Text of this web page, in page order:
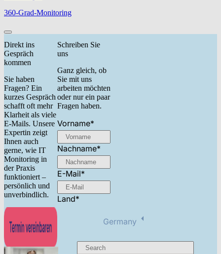
360-Grad-Monitoring
Direkt ins
Gespräch
kommen
Sie haben
Fragen? Ein
kurzes Gespräch
schafft oft mehr
Klarheit als viele
E-Mails. Unsere
Expertin zeigt
Ihnen auch
gerne, wie IT
Monitoring in
der Praxis
funktioniert –
persönlich und
unverbindlich.
Schreiben Sie
uns
Ganz gleich, ob
Sie mit uns
arbeiten möchten
oder nur ein paar
Fragen haben.
Vorname*
Nachname*
E-Mail*
Land*
Germany